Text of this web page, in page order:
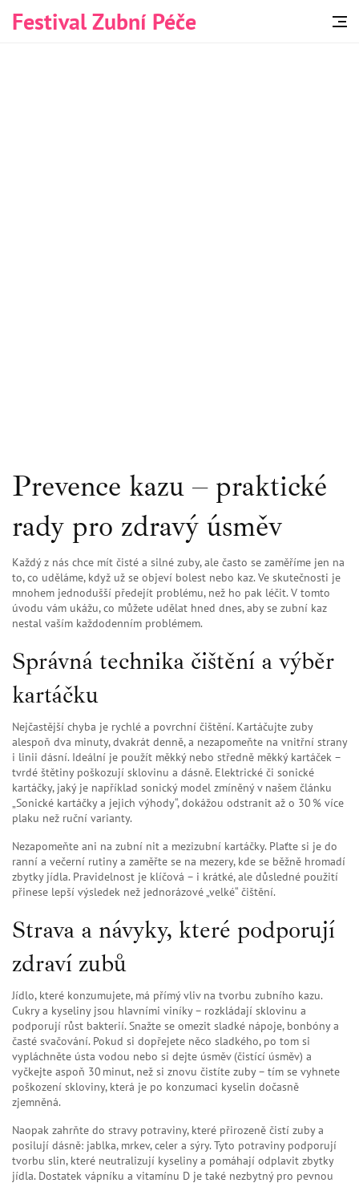
Festival Zubní Péče
Prevence kazu – praktické
rady pro zdravý úsměv
Každý z nás chce mít čisté a silné zuby, ale často se zaměříme jen na
to, co uděláme, když už se objeví bolest nebo kaz. Ve skutečnosti je
mnohem jednodušší předejít problému, než ho pak léčit. V tomto
úvodu vám ukážu, co můžete udělat hned dnes, aby se zubní kaz
nestal vaším každodenním problémem.
Správná technika čištění a výběr
kartáčku
Nejčastější chyba je rychlé a povrchní čištění. Kartáčujte zuby
alespoň dva minuty, dvakrát denně, a nezapomeňte na vnitřní strany
i linii dásní. Ideální je použít měkký nebo středně měkký kartáček –
tvrdé štětiny poškozují sklovinu a dásně. Elektrické či sonické
kartáčky, jaký je například sonický model zmíněný v našem článku
„Sonické kartáčky a jejich výhody“, dokážou odstranit až o 30 % více
plaku než ruční varianty.
Nezapomeňte ani na zubní nit a mezizubní kartáčky. Plaťte si je do
ranní a večerní rutiny a zaměřte se na mezery, kde se běžně hromadí
zbytky jídla. Pravidelnost je klíčová – i krátké, ale důsledné použití
přinese lepší výsledek než jednorázové „velké“ čištění.
Strava a návyky, které podporují
zdraví zubů
Jídlo, které konzumujete, má přímý vliv na tvorbu zubního kazu.
Cukry a kyseliny jsou hlavními viníky – rozkládají sklovinu a
podporují růst bakterií. Snažte se omezit sladké nápoje, bonbóny a
časté svačování. Pokud si dopřejete něco sladkého, po tom si
vypláchněte ústa vodou nebo si dejte úsměv (čistící úsměv) a
vyčkejte aspoň 30 minut, než si znovu čistíte zuby – tím se vyhnete
poškození skloviny, která je po konzumaci kyselin dočasně
zjemněná.
Naopak zahrňte do stravy potraviny, které přirozeně čistí zuby a
posilují dásně: jablka, mrkev, celer a sýry. Tyto potraviny podporují
tvorbu slin, které neutralizují kyseliny a pomáhají odplavit zbytky
jídla. Dostatek vápníku a vitamínu D je také nezbytný pro pevnou